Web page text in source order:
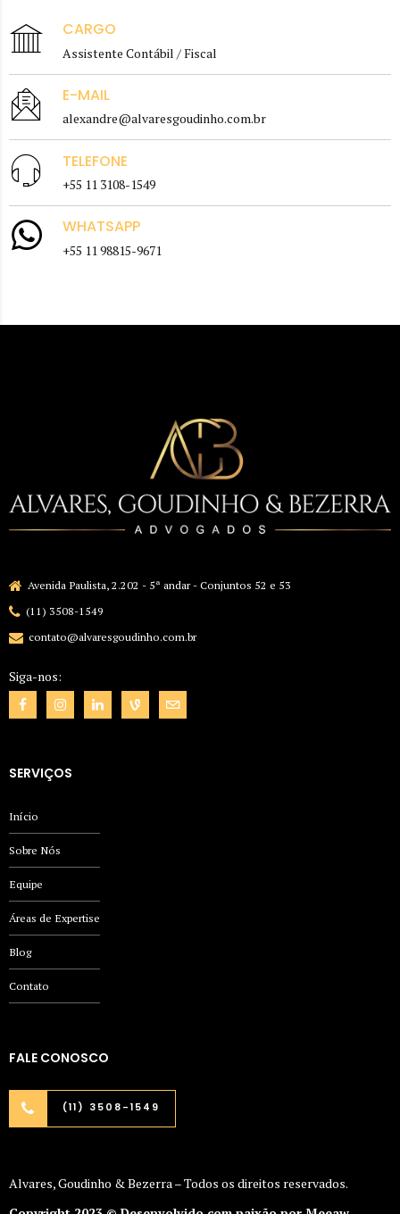
CARGO
Assistente Contábil / Fiscal
E-MAIL
alexandre@alvaresgoudinho.com.br
TELEFONE
+55 11 3108-1549
WHATSAPP
+55 11 98815-9671
Avenida Paulista, 2.202 - 5ª andar - Conjuntos 52 e 53
(11) 3508-1549
contato@alvaresgoudinho.com.br
Siga-nos:
SERVIÇOS
Início
Sobre Nós
Equipe
Áreas de Expertise
Blog
Contato
FALE CONOSCO
(11) 3508-1549
Alvares, Goudinho & Bezerra – Todos os direitos reservados.